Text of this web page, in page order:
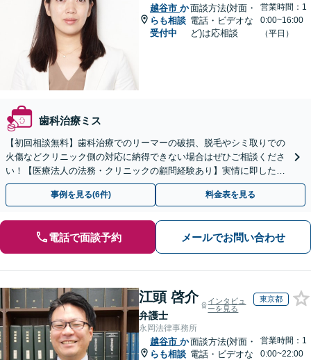
越谷市 か
らも相談
受付中
面談方法(対面・
電話・ビデオな
ど)は応相談
営業時間：1
0:00~16:00
（平日）
歯科治療ミス
【初回相談無料】歯科治療でのリーマーの破損、脱毛やシミ取りでの
火傷などクリニック側の対応に納得できない場合はぜひご相談くださ
い！【医療法人の法務・クリニックの顧問経験あり】実情に即したア
ドバイスで、納得のできるトラブルの解決を目指します。
事例を見る(6件) 料金表を見る
電話で面談予約 メールでお問い合わせ
江頭 啓介
弁護士
インタビュ
ーを見る
東京都
永岡法律事務所
越谷市 か
らも相談
面談方法(対面・
電話・ビデオな
営業時間：1
0:00~22:00